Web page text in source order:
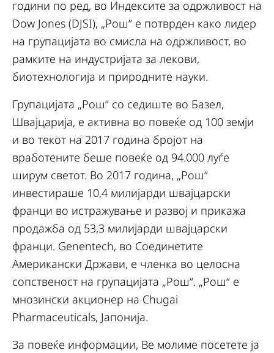
години по ред, во Индексите за одржливост на
Dow Jones (DJSI), „Рош“ е потврден како лидер
на групацијата во смисла на одржливост, во
рамките на индустријата за лекови,
биотехнологија и природните науки.
Групацијата „Рош“ со седиште во Базел,
Швајцарија, е активна во повеќе од 100 земји
и во текот на 2017 година бројот на
вработените беше повеќе од 94.000 луѓе
ширум светот. Во 2017 година, „Рош“
инвестираше 10,4 милијарди швајцарски
франци во истражување и развој и прикажа
продажба од 53,3 милијарди швајцарски
франци. Genentech, во Соединетите
Американски Држави, е членка во целосна
сопственост на групацијата „Рош“. „Рош“ е
мнозински акционер на Chugai
Pharmaceuticals, Јапонија.
За повеќе информации, Ве молиме посетете ја